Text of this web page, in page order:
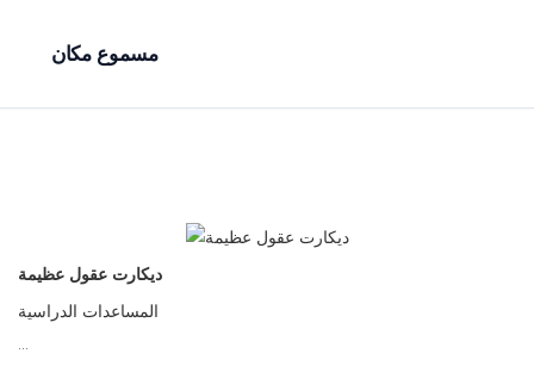
مسموع مكان
‌ديكارت عقول عظيمة
المساعدات الدراسية